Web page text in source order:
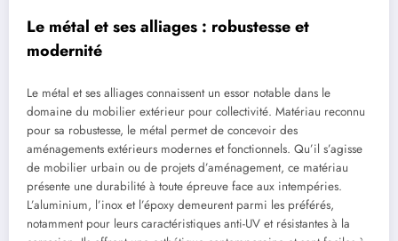
Le métal et ses alliages : robustesse et
modernité
Le métal et ses alliages connaissent un essor notable dans le
domaine du mobilier extérieur pour collectivité. Matériau reconnu
pour sa robustesse, le métal permet de concevoir des
aménagements extérieurs modernes et fonctionnels. Qu’il s’agisse
de mobilier urbain ou de projets d’aménagement, ce matériau
présente une durabilité à toute épreuve face aux intempéries.
L’aluminium, l’inox et l’époxy demeurent parmi les préférés,
notamment pour leurs caractéristiques anti-UV et résistantes à la